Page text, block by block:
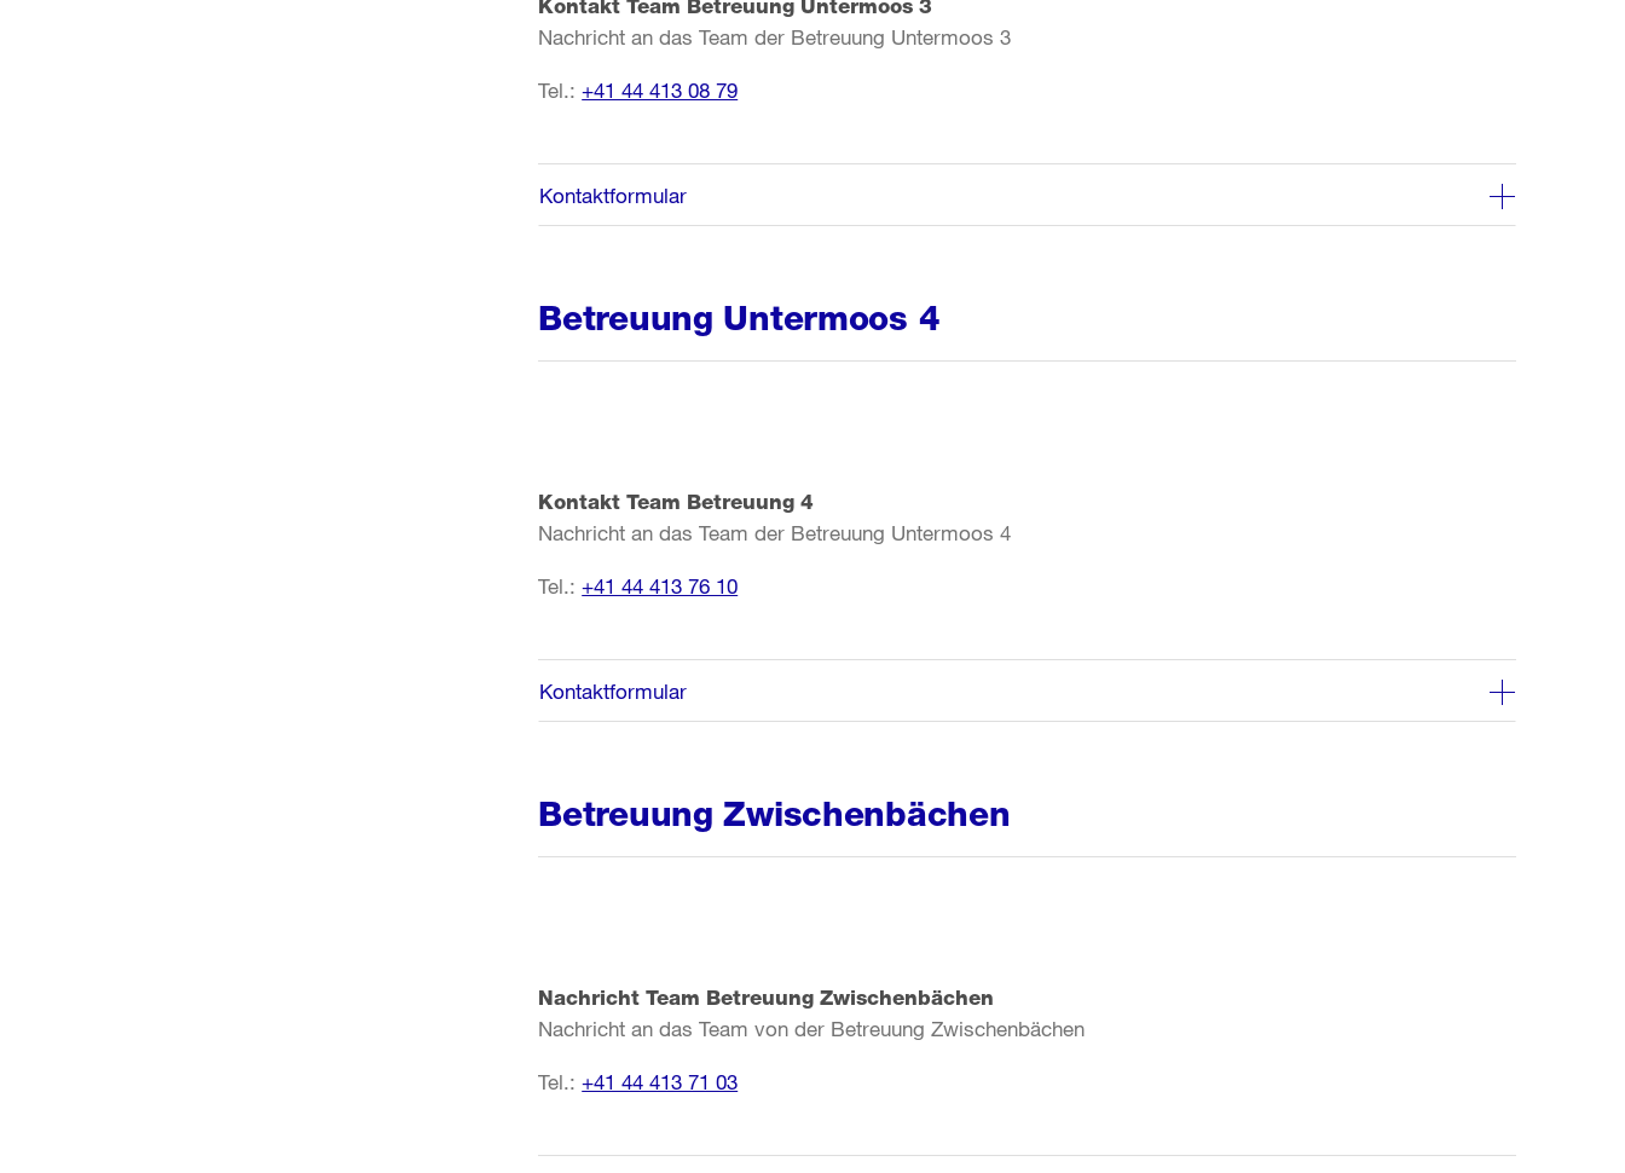
Kontakt Team Betreuung Untermoos 3
Nachricht an das Team der Betreuung Untermoos 3
Tel.:+41 44 413 08 79
Kontaktformular
Betreuung Untermoos 4
Kontakt Team Betreuung 4
Nachricht an das Team der Betreuung Untermoos 4
Tel.:+41 44 413 76 10
Kontaktformular
Betreuung Zwischenbächen
Nachricht Team Betreuung Zwischenbächen
Nachricht an das Team von der Betreuung Zwischenbächen
Tel.:+41 44 413 71 03